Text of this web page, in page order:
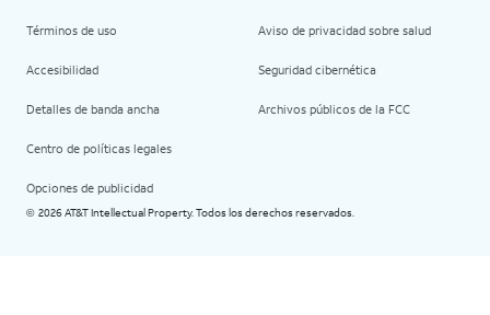
Términos de uso
Accesibilidad
Detalles de banda ancha
Centro de políticas legales
Opciones de publicidad
Aviso de privacidad sobre salud
Seguridad cibernética
Archivos públicos de la FCC
© 2026 AT&T Intellectual Property. Todos los derechos reservados.